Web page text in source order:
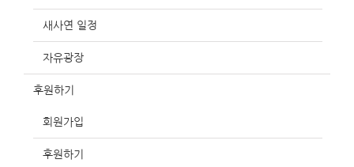
새사연 일정
자유광장
후원하기
회원가입
후원하기